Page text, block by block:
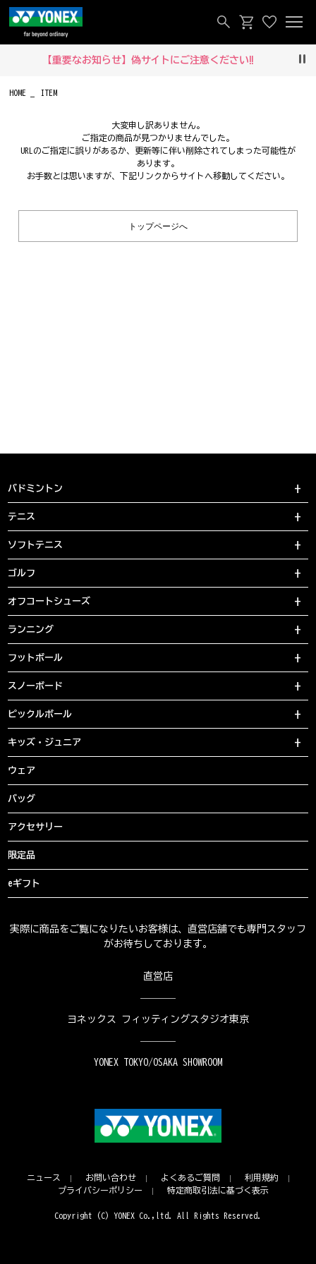
【重要なお知らせ】偽サイトにご注意ください‼
HOME ITEM
大変申し訳ありません。
ご指定の商品が見つかりませんでした。
URLのご指定に誤りがあるか、更新等に伴い削除されてしまった可能性が
あります。
お手数とは思いますが、下記リンクからサイトへ移動してください。
トップページへ
バドミントン
テニス
ソフトテニス
ゴルフ
オフコートシューズ
ランニング
フットボール
スノーボード
ピックルボール
キッズ・ジュニア
ウェア
バッグ
アクセサリー
限定品
eギフト
実際に商品をご覧になりたいお客様は、直営店舗でも専門スタッフ
がお待ちしております。
直営店
ヨネックス フィッティングスタジオ東京
YONEX TOKYO/OSAKA SHOWROOM
ニュース お問い合わせ よくあるご質問
利用規約
プライバシーポリシー
特定商取引法に基づく表示
Copyright (C) YONEX Co.,ltd. All Rights Reserved.